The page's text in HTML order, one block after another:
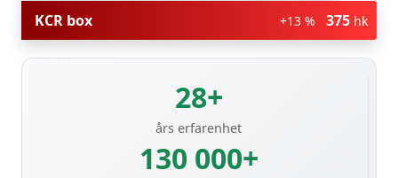
KCR box +13 % 375 hk
28+
års erfarenhet
130 000+